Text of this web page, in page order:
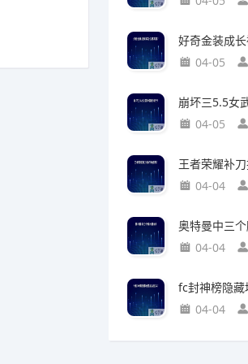
04-05
04-05
04-04
04-04
04-04